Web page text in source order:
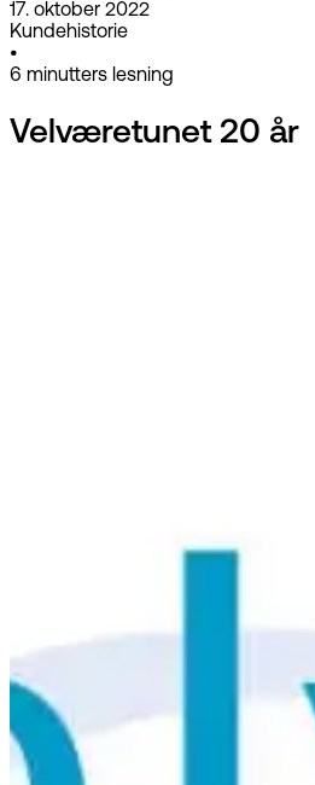
17. oktober 2022
Kundehistorie
•
6 minutters lesning
Velværetunet 20 år